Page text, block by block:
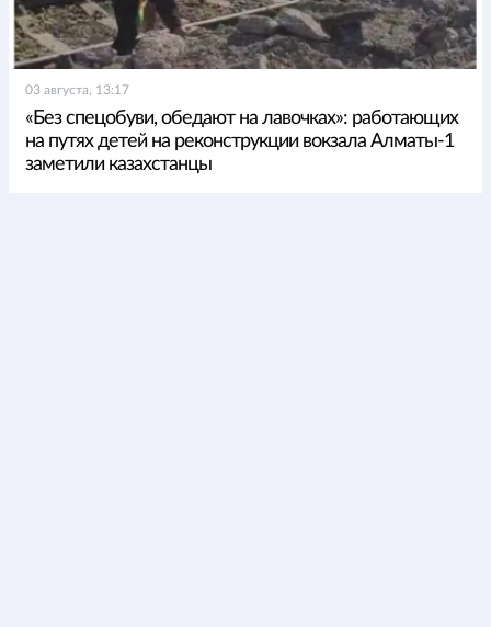
03 августа, 13:17
«Без спецобуви, обедают на лавочках»: работающих
на путях детей на реконструкции вокзала Алматы-1
заметили казахстанцы